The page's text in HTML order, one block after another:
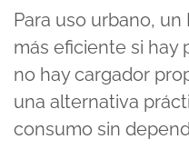
Para uso urbano,
más eficiente si hay
no hay cargador
una alternativa
consumo sin